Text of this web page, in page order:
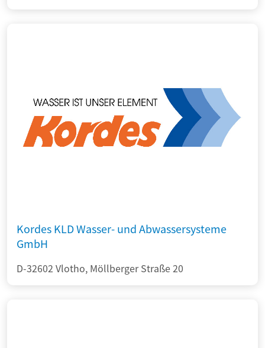
Kordes KLD Wasser- und Abwassersysteme
GmbH
D-32602 Vlotho, Möllberger Straße 20